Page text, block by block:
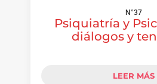
N°37
Psiquiatría y
diálogos y
LEER MÁS